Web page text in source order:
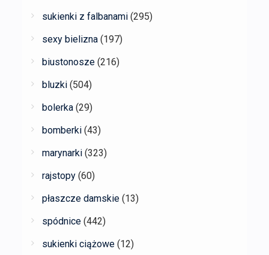
sukienki z falbanami (295)
sexy bielizna (197)
biustonosze (216)
bluzki (504)
bolerka (29)
bomberki (43)
marynarki (323)
rajstopy (60)
płaszcze damskie (13)
spódnice (442)
sukienki ciążowe (12)